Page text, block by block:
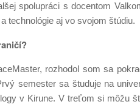
spolupráci s docentom
technológie aj vo svojom štúdiu.
rozhodol som sa
semester sa študuje na
v Kirune. V treťom si môžu